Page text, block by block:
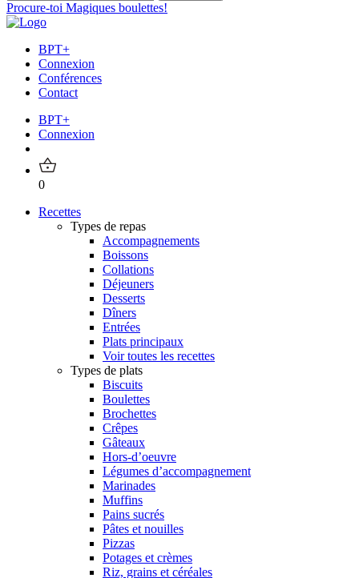
Procure-toi Magiques boulettes!
BPT+
Connexion
Conférences
Contact
BPT+
Connexion
0
Recettes
Types de repas
Accompagnements
Boissons
Collations
Déjeuners
Desserts
Dîners
Entrées
Plats principaux
Voir toutes les recettes
Types de plats
Biscuits
Boulettes
Brochettes
Crêpes
Gâteaux
Hors-d’oeuvre
Légumes d’accompagnement
Marinades
Muffins
Pains sucrés
Pâtes et nouilles
Pizzas
Potages et crèmes
Riz, grains et céréales